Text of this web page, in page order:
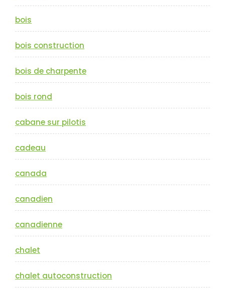
bois
bois construction
bois de charpente
bois rond
cabane sur pilotis
cadeau
canada
canadien
canadienne
chalet
chalet autoconstruction